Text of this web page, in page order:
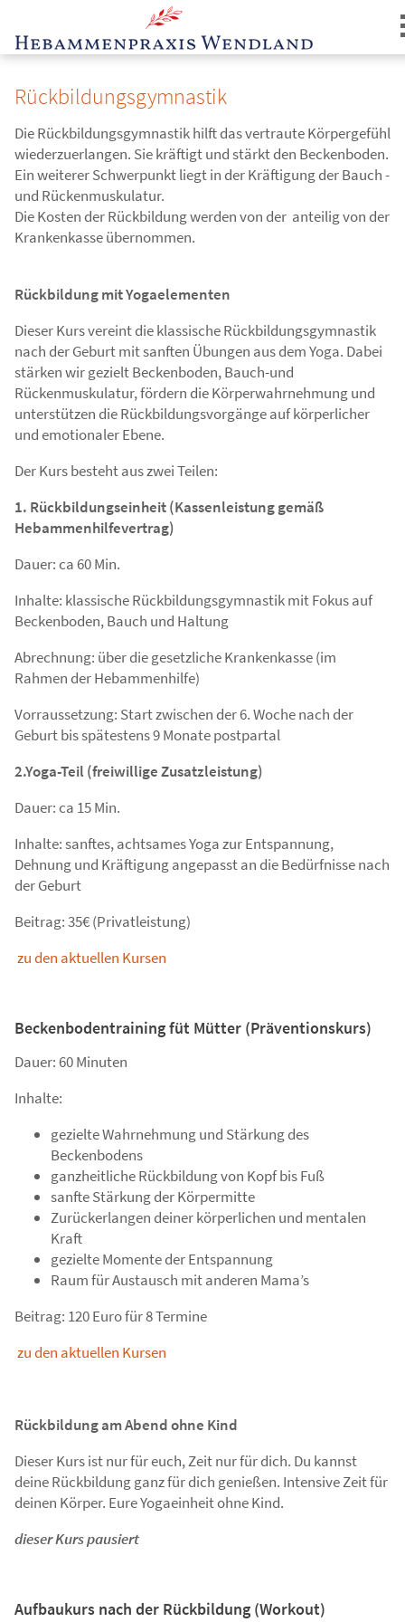
Login
Rückbildungsgymnastik
Die Rückbildungsgymnastik hilft das vertraute Körpergefühl
wiederzuerlangen. Sie kräftigt und stärkt den Beckenboden.
Ein weiterer Schwerpunkt liegt in der Kräftigung der Bauch -
und Rückenmuskulatur.
Die Kosten der Rückbildung werden von der anteilig von der
Krankenkasse übernommen.
Rückbildung mit Yogaelementen
Dieser Kurs vereint die klassische Rückbildungsgymnastik
nach der Geburt mit sanften Übungen aus dem Yoga. Dabei
stärken wir gezielt Beckenboden, Bauch-und
Rückenmuskulatur, fördern die Körperwahrnehmung und
unterstützen die Rückbildungsvorgänge auf körperlicher
und emotionaler Ebene.
Der Kurs besteht aus zwei Teilen:
1. Rückbildungseinheit (Kassenleistung gemäß
Hebammenhilfevertrag)
Dauer: ca 60 Min.
Inhalte: klassische Rückbildungsgymnastik mit Fokus auf
Beckenboden, Bauch und Haltung
Abrechnung: über die gesetzliche Krankenkasse (im
Rahmen der Hebammenhilfe)
Vorraussetzung: Start zwischen der 6. Woche nach der
Geburt bis spätestens 9 Monate postpartal
2.Yoga-Teil (freiwillige Zusatzleistung)
Dauer: ca 15 Min.
Inhalte: sanftes, achtsames Yoga zur Entspannung,
Dehnung und Kräftigung angepasst an die Bedürfnisse nach
der Geburt
Beitrag: 35€ (Privatleistung)
zu den aktuellen Kursen
Beckenbodentraining füt Mütter (Präventionskurs)
Dauer: 60 Minuten
Inhalte:
gezielte Wahrnehmung und Stärkung des
Beckenbodens
ganzheitliche Rückbildung von Kopf bis Fuß
sanfte Stärkung der Körpermitte
Zurückerlangen deiner körperlichen und mentalen
Kraft
gezielte Momente der Entspannung
Raum für Austausch mit anderen Mama’s
Beitrag: 120 Euro für 8 Termine
zu den aktuellen Kursen
Rückbildung am Abend ohne Kind
Dieser Kurs ist nur für euch, Zeit nur für dich. Du kannst
deine Rückbildung ganz für dich genießen. Intensive Zeit für
deinen Körper. Eure Yogaeinheit ohne Kind.
dieser Kurs pausiert
Aufbaukurs nach der Rückbildung (Workout)